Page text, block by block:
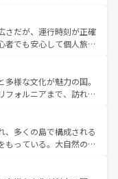
く異なる文化を体験で
ランス情報はコンテンツ一覧
なお、新着の
照してほしい。
、優雅なアフタヌーン
い英国パブ、サッカー観
験も豊富。イギリスを旅
さだが、運行時刻が正確
者でも安心して個人旅行
ならではのユニークな
なく町歩きも満喫する
ため物価も高いが、旅行
できる。 なお、新
を参照してほしい。
様な文化が魅力の国。
フォルニアまで、訪れる
ピング、エンターテイ
ットだ。一方、アメリカ
ドキャニオンやイエロー
美食が融合した独特の
、多くの島で構成される
もっている。大自然の神
観光地といえばオアフ